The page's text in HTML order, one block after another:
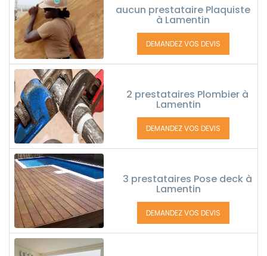
aucun prestataire Plaquiste
à Lamentin
DEMANDEZ VOS DEVIS
2 prestataires Plombier à
Lamentin
DEMANDEZ VOS DEVIS
3 prestataires Pose deck à
Lamentin
DEMANDEZ VOS DEVIS